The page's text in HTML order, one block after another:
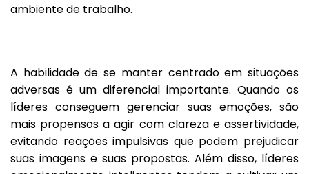
ambiente de trabalho.
A habilidade de se manter centrado em situações
adversas é um diferencial importante. Quando os
líderes conseguem gerenciar suas emoções, são
mais propensos a agir com clareza e assertividade,
evitando reações impulsivas que podem prejudicar
suas imagens e suas propostas. Além disso, líderes